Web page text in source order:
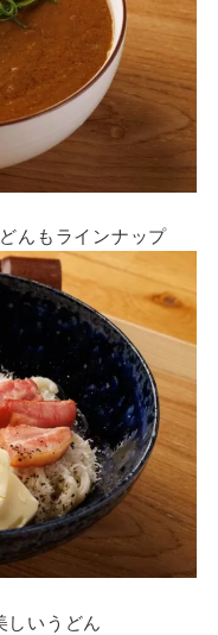
んもラインナップ
しいうどん